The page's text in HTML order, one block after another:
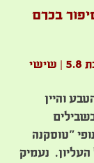
בכרם
חמישי 3.8 | שישי 4.8 | שבת 5.8 | שישי
והיין
"טוסקנה
נעמיק